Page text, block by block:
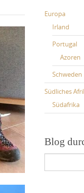
Europa
Irland
Portugal
Azoren
Schweden
Südliches
Südafrika
Blog